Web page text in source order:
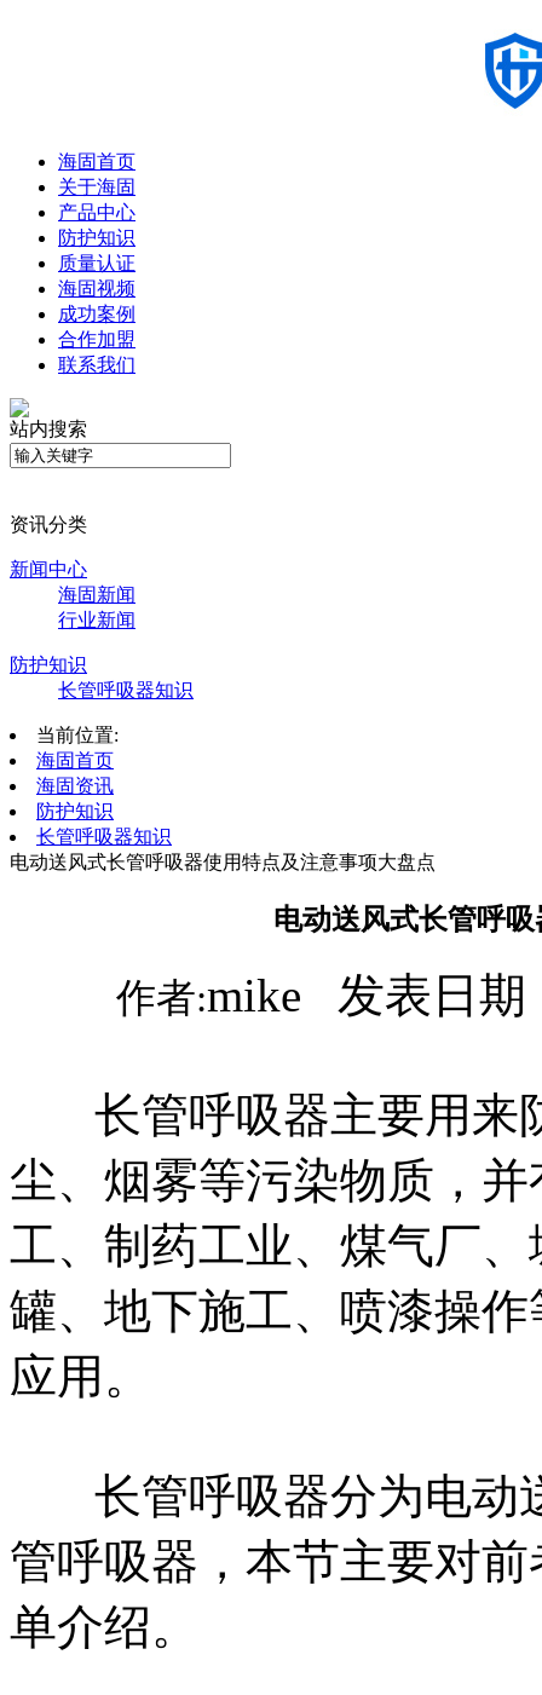
海固首页
关于海固
产品中心
防护知识
质量认证
海固视频
成功案例
合作加盟
联系我们
站内搜索
资讯分类
新闻中心
海固新闻
行业新闻
防护知识
长管呼吸器知识
当前位置:
海固首页
海固资讯
防护知识
长管呼吸器知识
电动送风式长管呼吸器使用特点及注意事项大盘点
电动送风式长管呼
作者:mike 发表日
长管呼吸器主要用来
尘、烟雾等污染物质，
工、制药工业、煤气厂
罐、地下施工、喷漆操
应用。
长管呼吸器分为电动
管呼吸器，本节主要对
单介绍。